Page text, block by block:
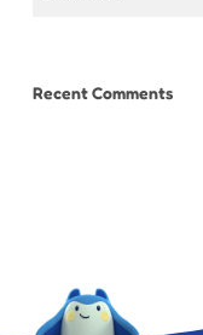
Recent Comments